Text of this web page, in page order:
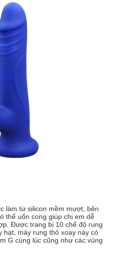
làm từ silicon mềm mượt, bên
thể uốn cong giúp chị em dễ
Được trang bị 10 chế độ rung
hạt, máy rung thỏ xoay này có
G cùng lúc cũng như các vùng